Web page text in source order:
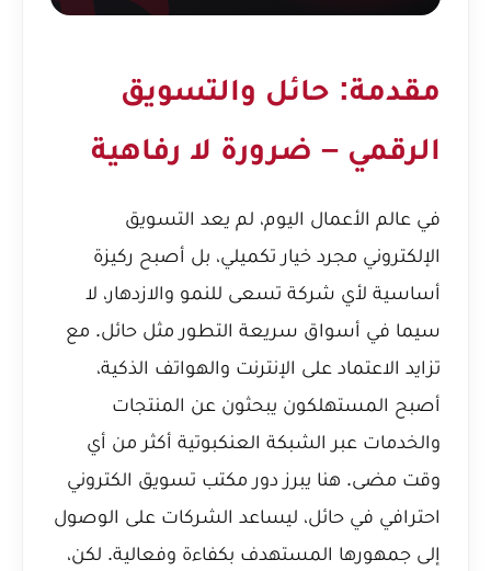
مقدمة: حائل والتسويق
الرقمي – ضرورة لا رفاهية
في عالم الأعمال اليوم، لم يعد التسويق
الإلكتروني مجرد خيار تكميلي، بل أصبح ركيزة
أساسية لأي شركة تسعى للنمو والازدهار، لا
سيما في أسواق سريعة التطور مثل حائل. مع
تزايد الاعتماد على الإنترنت والهواتف الذكية،
أصبح المستهلكون يبحثون عن المنتجات
والخدمات عبر الشبكة العنكبوتية أكثر من أي
وقت مضى. هنا يبرز دور مكتب تسويق الكتروني
احترافي في حائل، ليساعد الشركات على الوصول
إلى جمهورها المستهدف بكفاءة وفعالية. لكن،